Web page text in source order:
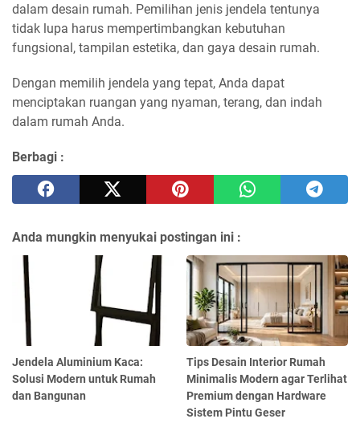
dalam desain rumah. Pemilihan jenis jendela tentunya
tidak lupa harus mempertimbangkan kebutuhan
fungsional, tampilan estetika, dan gaya desain rumah.
Dengan memilih jendela yang tepat, Anda dapat
menciptakan ruangan yang nyaman, terang, dan indah
dalam rumah Anda.
Berbagi :
Anda mungkin menyukai postingan ini :
Jendela Aluminium Kaca:
Solusi Modern untuk Rumah
dan Bangunan
Tips Desain Interior Rumah
Minimalis Modern agar Terlihat
Premium dengan Hardware
Sistem Pintu Geser